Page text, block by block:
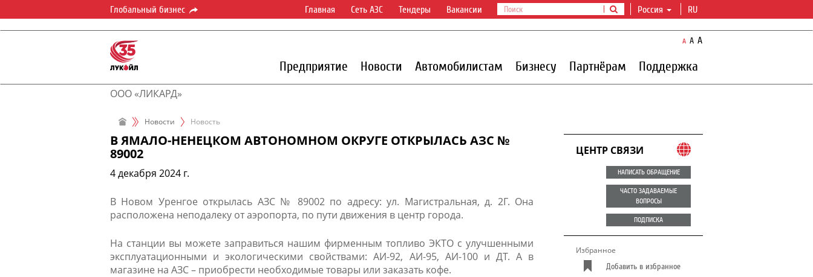
Глобальный бизнес Россия RU
Главная Сеть АЗС Тендеры Вакансии
A A A
Предприятие Новости Автомобилистам Бизнесу Партнёрам Поддержка
ООО «ЛИКАРД»
Новости Новость
В ЯМАЛО-НЕНЕЦКОМ АВТОНОМНОМ ОКРУГЕ ОТКРЫЛАСЬ АЗС №
89002
4 декабря 2024 г.
В Новом Уренгое открылась АЗС № 89002 по адресу: ул. Магистральная, д. 2Г. Она
расположена неподалеку от аэропорта, по пути движения в центр города.
На станции вы можете заправиться нашим фирменным топливо ЭКТО с улучшенными
эксплуатационными и экологическими свойствами: АИ-92, АИ-95, АИ-100 и ДТ. А в
магазине на АЗС – приобрести необходимые товары или заказать кофе.
ЦЕНТР СВЯЗИ
НАПИСАТЬ ОБРАЩЕНИЕ
ЧАСТО ЗАДАВАЕМЫЕ
ВОПРОСЫ
ПОДПИСКА
Избранное
Добавить в избранное